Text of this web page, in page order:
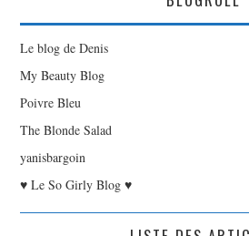
Le blog de Denis
My Beauty Blog
Poivre Bleu
The Blonde Salad
yanisbargoin
♥ Le So Girly Blog ♥